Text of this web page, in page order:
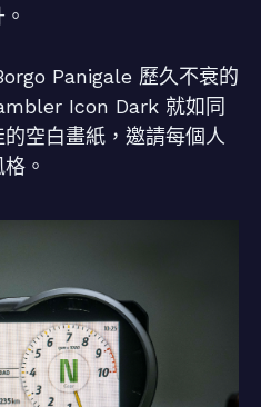
Panigale 歷久不衰的
Icon Dark 就如同
空白畫紙，邀請每個人
。